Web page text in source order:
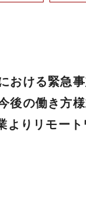
おける緊急
後の働き方
よりリモー